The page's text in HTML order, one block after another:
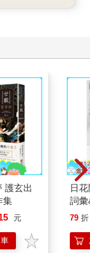
護玄出
集
元
日
詞
79 折